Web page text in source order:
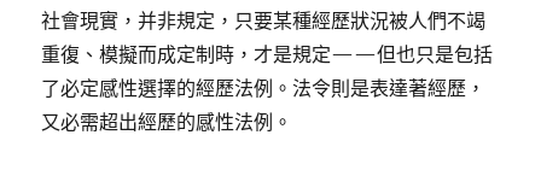
社會現實，并非規定，只要某種經歷狀況被人們不竭
重復、模擬而成定制時，才是規定——但也只是包括
了必定感性選擇的經歷法例。法令則是表達著經歷，
又必需超出經歷的感性法例。